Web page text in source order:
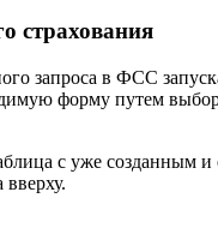
страхования
запроса в ФСС
форму путем
с уже созданным